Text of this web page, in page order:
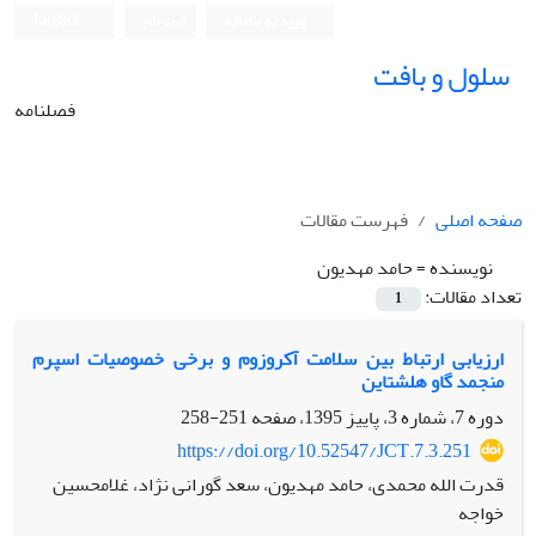
سلول و بافت
فصلنامه
صفحه اصلی
فهرست مقالات
نویسنده =حامد مهدیون
تعداد مقالات:
1
ارزیابی ارتباط بین سلامت آکروزوم و برخی خصوصیات اسپرم
منجمد گاو هلشتاین
دوره 7، شماره 3، پاییز 1395، صفحه
251-258
https://doi.org/10.52547/JCT.7.3.251
قدرت الله محمدی، حامد مهدیون، سعد گورانی نژاد، غلامحسین
خواجه